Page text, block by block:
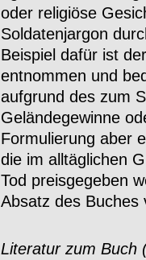
oder religiöse
Soldatenjargon
Beispiel dafür ist
entnommen und
aufgrund des zum
Geländegewinne
Formulierung aber
die im alltäglichen
Tod preisgegeben
Absatz des Buches
Literatur zum Buch